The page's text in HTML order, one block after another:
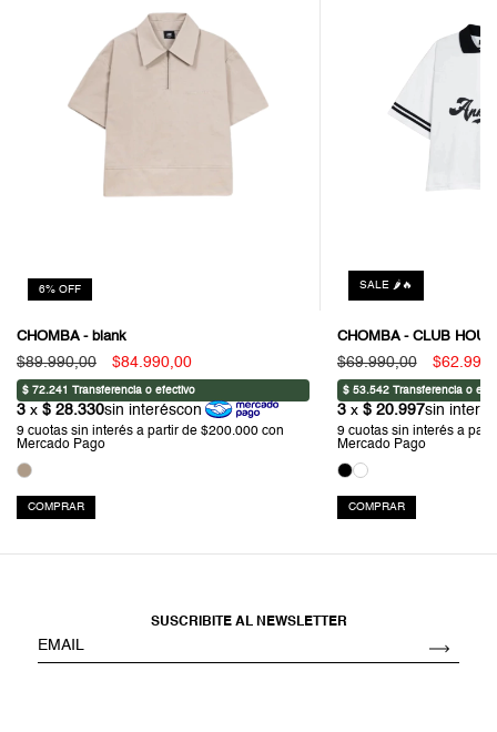
6% OFF
CHOMBA - blank
$89.990,00 $84.990,00
COMPRAR
SALE 🌶️🔥
CHOMBA - CLUB
$69.990,00
COMPRAR
SUSCRIBITE AL NEWSLETTER